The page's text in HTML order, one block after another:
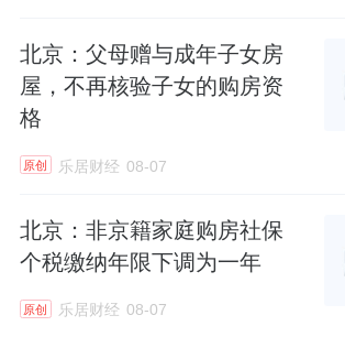
北京：父母赠与成年子女房
屋，不再核验子女的购房资
格
原创 乐居财经 08-07
北京：非京籍家庭购房社保
个税缴纳年限下调为一年
原创 乐居财经 08-07